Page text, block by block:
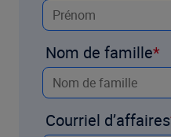
Nom de famille
Courriel d’affaires